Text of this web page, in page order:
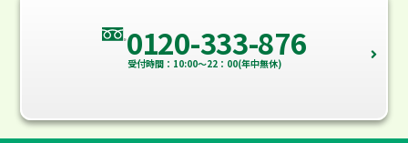
0120-333-876
受付時間：10:00～22：00(年中無休)